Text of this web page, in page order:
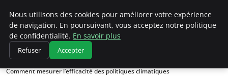
Climatedebtagents
Accueil
Politique climatique
Comment mesurer l’efficacité des politiques climatiques
Nous utilisons des cookies pour améliorer votre expérience
de navigation. En poursuivant, vous acceptez notre politique
de confidentialité. En savoir plus
Refuser Accepter